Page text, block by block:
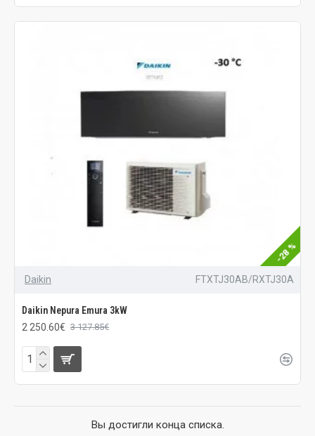
-28 %
Daikin FTXTJ30AB/RXTJ30A
Daikin Nepura Emura 3kW
2 250.60€ 3 127.85€
Вы достигли конца списка.